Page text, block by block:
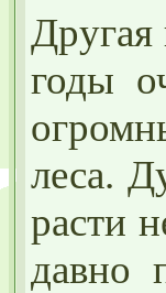
Другая
годы
леса.
расти
давно